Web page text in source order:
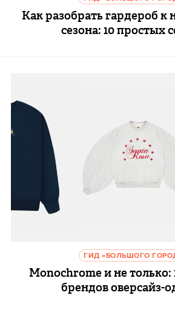
Как разобрать гардероб к
сезона: 10 простых
ГИД «БОЛЬШОГО
Monochrome и не только:
брендов оверсайз-